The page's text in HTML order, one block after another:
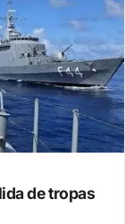
de tropas